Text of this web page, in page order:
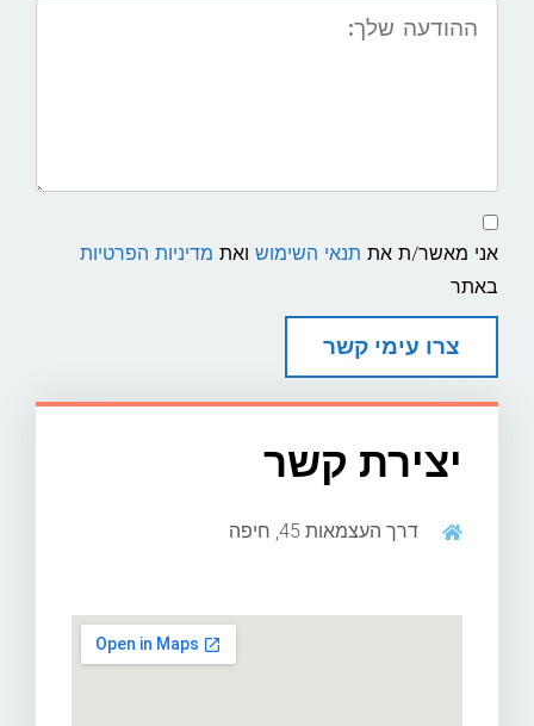
ההודעה
שלך:
תנאי
שימוש
ומדיניות
אני מאשר/ת את תנאי השימוש ואת מדיניות הפרטיות
באתר
צרו עימי קשר
יצירת קשר
דרך העצמאות 45, חיפה